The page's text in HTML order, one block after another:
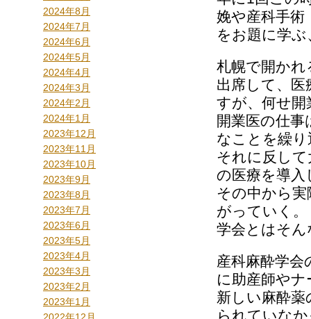
2024年8月
2024年7月
2024年6月
2024年5月
2024年4月
2024年3月
2024年2月
2024年1月
2023年12月
2023年11月
2023年10月
2023年9月
2023年8月
2023年7月
2023年6月
2023年5月
2023年4月
2023年3月
2023年2月
2023年1月
娩や産科手術
をお題に学
札幌で開かれ
出席して、
すが、何せ
開業医の仕
なことを繰
それに反し
の医療を導入
その中から
がっていく。
学会とはそん
産科麻酔学会
に助産師や
新しい麻酔薬
られていな